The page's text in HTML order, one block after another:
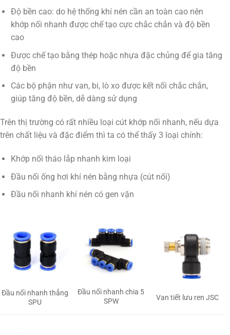
Độ bền cao: do hệ thống khí nén cần an toàn cao nên
khớp nối nhanh được chế tạo cực chắc chắn và độ bền
cao
Được chế tạo bằng thép hoặc nhựa đặc chủng để gia tăng
độ bền
Các bộ phận như van, bi, lò xo được kết nối chắc chắn,
giúp tăng độ bền, dễ dàng sử dụng
Trên thị trường có rất nhiều loại cút khớp nối nhanh, nếu dựa
trên chất liệu và đặc điểm thì ta có thể thấy 3 loại chính:
Khớp nối tháo lắp nhanh kim loại
Đầu nối ống hơi khí nén bằng nhựa (cút nối)
Đầu nối nhanh khí nén có gen vặn
Đầu nối nhanh thẳng
SPU
Đầu nối nhanh chia 5
SPW
Van tiết lưu ren JSC